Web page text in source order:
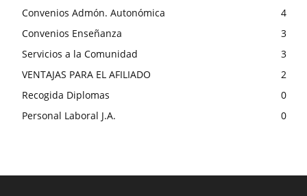
Convenios Admón. Autonómica
4
Convenios Enseñanza
3
Servicios a la Comunidad
3
VENTAJAS PARA EL AFILIADO
2
Recogida Diplomas
0
Personal Laboral J.A.
0